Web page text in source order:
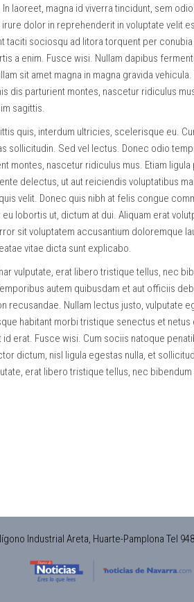
laoreet, magna id viverra tincidunt, sem
dolor in reprehenderit in voluptate velit
taciti sociosqu ad litora torquent per
a enim. Fusce wisi. Nullam dapibus
sit amet magna in magna gravida
dis parturient montes, nascetur ridiculus
sagittis.
quis, interdum ultricies, scelerisque eu.
sollicitudin. Sed vel lectus. Donec odio
montes, nascetur ridiculus mus. Etiam
delectus, ut aut reiciendis voluptatibus
velit. Donec quis nibh at felis congue
lobortis ut, dictum at dui. Aliquam erat
sit voluptatem accusantium doloremque
vitae dicta sunt explicabo.
vulputate, erat libero tristique tellus, nec
autem quibusdam et aut officiis
recusandae. Nullam lectus justo, vulputate
habitant morbi tristique senectus et
erat. Fusce wisi. Cum sociis natoque
dictum, nisl ligula egestas nulla, et
erat libero tristique tellus, nec
Industrial Areta, Huarte-Pamplona Tel